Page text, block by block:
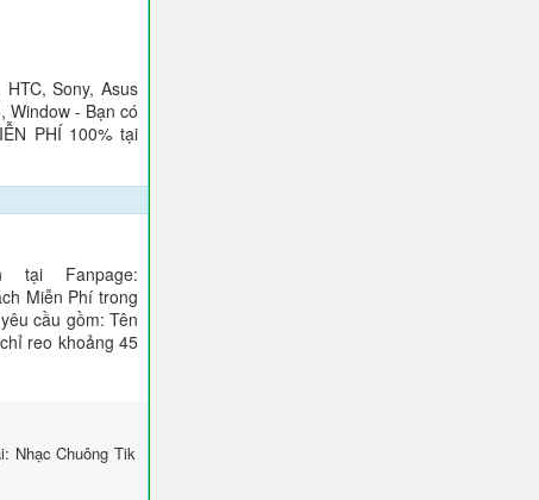
Sony, Asus
Window - Bạn có
PHÍ 100% tại
Fanpage:
Miễn Phí trong
cầu gồm: Tên
reo khoảng 45
Nhạc Chuông Tik